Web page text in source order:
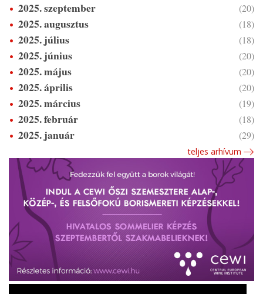
2025. szeptember (20)
2025. augusztus (18)
2025. július (18)
2025. június (20)
2025. május (20)
2025. április (20)
2025. március (19)
2025. február (18)
2025. január (29)
teljes arhívum